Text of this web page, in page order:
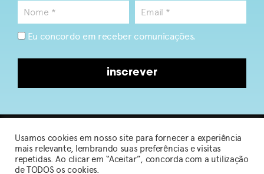
Eu concordo em receber comunicações.
inscrever
2026 © Sou de Algodão
Usamos cookies em nosso site para fornecer a experiência
mais relevante, lembrando suas preferências e visitas
repetidas. Ao clicar em “Aceitar”, concorda com a utilização
de TODOS os cookies.